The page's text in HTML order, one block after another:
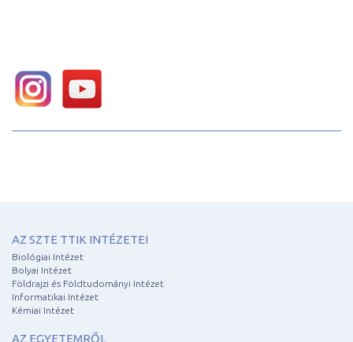
AZ SZTE TTIK INTÉZETEI
Biológiai Intézet
Bolyai Intézet
Földrajzi és Földtudományi Intézet
Informatikai Intézet
Kémiai Intézet
AZ EGYETEMRŐL